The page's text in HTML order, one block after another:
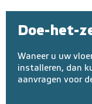
Doe-het-
Waneer u uw
installeren, dan
aanvragen voor